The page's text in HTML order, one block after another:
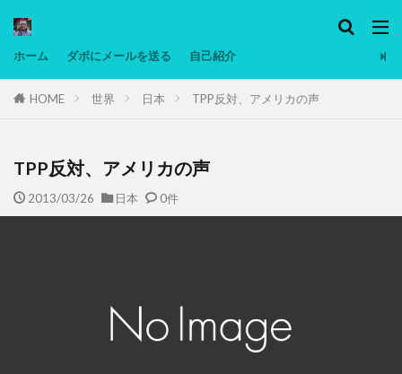
ホーム ダボにメールを送る 自己紹介
HOME 世界 日本 TPP反対、アメリカの声
TPP反対、アメリカの声
2013/03/26 日本 0件
タグ
マレーシア動画
ヨーグルト
備忘録
動画 日本人村社会 脱水シート